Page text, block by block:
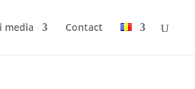
media Contact